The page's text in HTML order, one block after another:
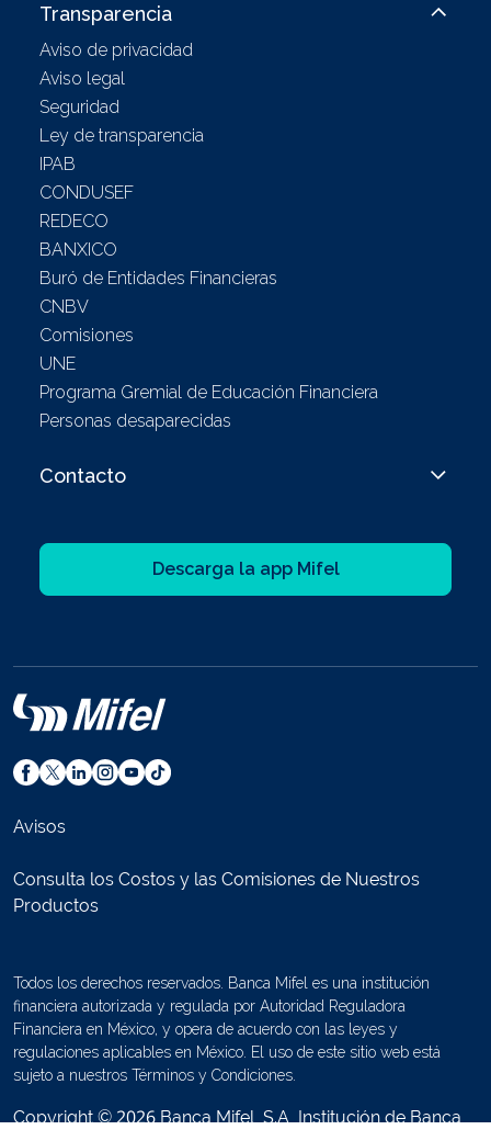
Transparencia
Aviso de privacidad
Aviso legal
Seguridad
Ley de transparencia
IPAB
CONDUSEF
REDECO
BANXICO
Buró de Entidades Financieras
CNBV
Comisiones
UNE
Programa Gremial de Educación Financiera
Personas desaparecidas
Contacto
Descarga la app Mifel
Avisos
Consulta los Costos y las Comisiones de Nuestros
Productos
Todos los derechos reservados. Banca Mifel es una institución
financiera autorizada y regulada por Autoridad Reguladora
Financiera en México, y opera de acuerdo con las leyes y
regulaciones aplicables en México. El uso de este sitio web está
sujeto a nuestros Términos y Condiciones.
Copyright © 2026 Banca Mifel, S.A, Institución de Banca